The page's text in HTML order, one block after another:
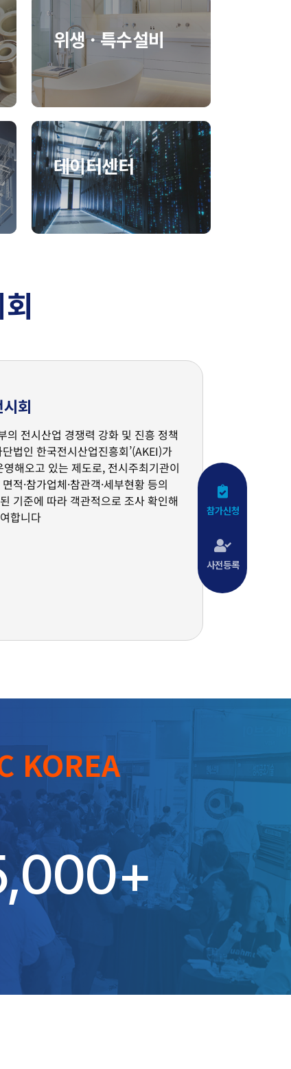
위생 · 특수설비
데이터센터
회
의 전시산업 경쟁력 강화 및 진흥 정책
법인 한국전시산업진흥회’(AKEI)가
해오고 있는 제도로, 전시주최기관이
적·참가업체·참관객·세부현황 등의
기준에 따라 객관적으로 조사 확인해
합니다
KOREA
+
참가신청
사전등록